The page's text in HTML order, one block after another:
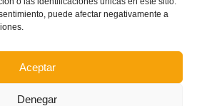
puede afectar negativamente a
Aceptar
Denegar